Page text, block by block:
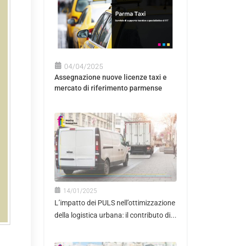
04/04/2025
Assegnazione nuove licenze taxi e
mercato di riferimento parmense
14/01/2025
L’impatto dei PULS nell’ottimizzazione
della logistica urbana: il contributo di...